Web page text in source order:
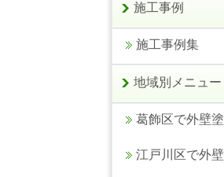
施工事例
施工事例集
地域別メニュー
葛飾区で外壁
江戸川区で外